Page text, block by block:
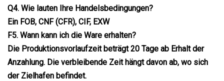
Q4. Wie lauten Ihre Handelsbedingungen?
Ein FOB, CNF (CFR), CIF, EXW
F5. Wann kann ich die Ware erhalten?
Die Produktionsvorlaufzeit beträgt 20 Tage ab Erhalt der
Anzahlung. Die verbleibende Zeit hängt davon ab, wo sich
der Zielhafen befindet.